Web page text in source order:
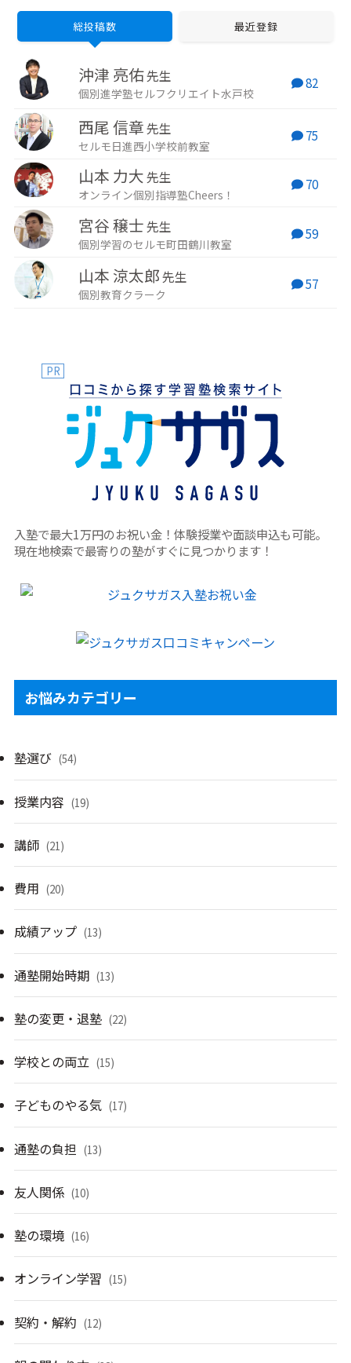
現する関わり方」を 学
べる講座を提供してい
り方、マインドの悩み
をぜひ聞かせてくださ
い♡
ジュ https://sogogata-
concierge.com/ ）も運
営。受験生への情報提
総投稿数 最近登録
沖津 亮佑先生
個別進学塾セルフクリエイト水戸校
82
西尾 信章先生
セルモ日進西小学校前教室
75
山本 力大先生
オンライン個別指導塾Cheers！
70
宮谷 穣士先生
個別学習のセルモ町田鶴川教室
59
山本 涼太郎先生
個別教育クラーク
57
PR
入塾で最大1万円のお祝い金！体験授業や面談申込も可能。
現在地検索で最寄りの塾がすぐに見つかります！
お悩みカテゴリー
塾選び (54)
授業内容 (19)
講師 (21)
費用 (20)
成績アップ (13)
通塾開始時期 (13)
塾の変更・退塾 (22)
学校との両立 (15)
子どものやる気 (17)
通塾の負担 (13)
友人関係 (10)
塾の環境 (16)
オンライン学習 (15)
契約・解約 (12)